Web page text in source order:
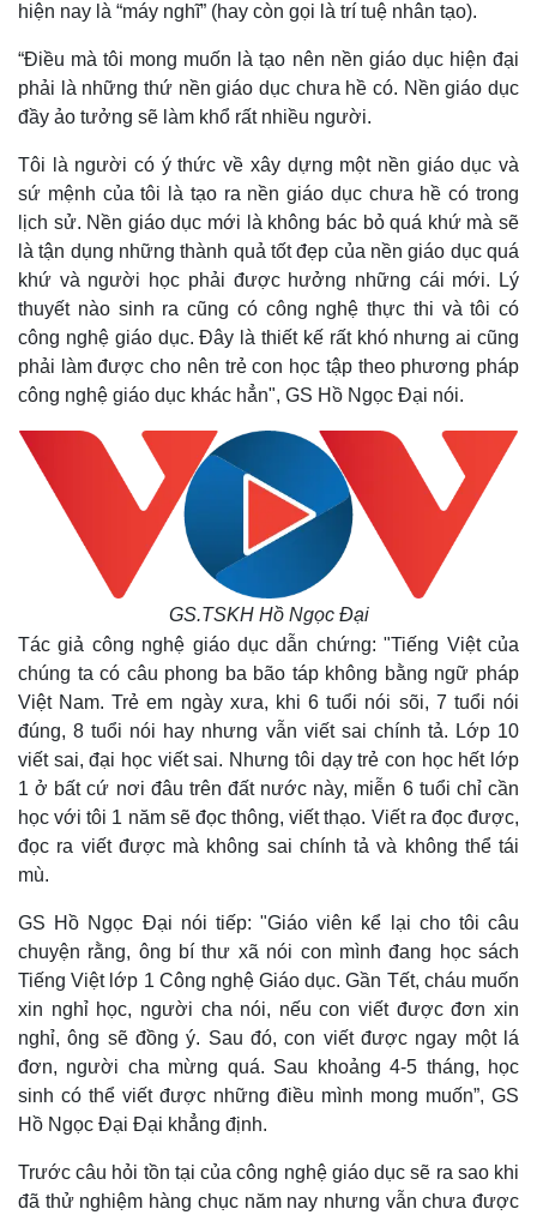
Thế giới
Quan sát
Cuộc sống đó đây
Multimedia
Video
E-Magazine
Infographic
hiện nay là “máy nghĩ” (hay còn gọi là trí tuệ nhân tạo).
“Điều mà tôi mong muốn là tạo nên nền giáo dục hiện đại
phải là những thứ nền giáo dục chưa hề có. Nền giáo dục
đầy ảo tưởng sẽ làm khổ rất nhiều người.
Tôi là người có ý thức về xây dựng một nền giáo dục và
sứ mệnh của tôi là tạo ra nền giáo dục chưa hề có trong
lịch sử. Nền giáo dục mới là không bác bỏ quá khứ mà sẽ
là tận dụng những thành quả tốt đẹp của nền giáo dục quá
khứ và người học phải được hưởng những cái mới. Lý
thuyết nào sinh ra cũng có công nghệ thực thi và tôi có
công nghệ giáo dục. Đây là thiết kế rất khó nhưng ai cũng
phải làm được cho nên trẻ con học tập theo phương pháp
công nghệ giáo dục khác hẳn", GS Hồ Ngọc Đại nói.
GS.TSKH Hồ Ngọc Đại
Tác giả công nghệ giáo dục dẫn chứng: "Tiếng Việt của
chúng ta có câu phong ba bão táp không bằng ngữ pháp
Việt Nam. Trẻ em ngày xưa, khi 6 tuổi nói sõi, 7 tuổi nói
đúng, 8 tuổi nói hay nhưng vẫn viết sai chính tả. Lớp 10
viết sai, đại học viết sai. Nhưng tôi dạy trẻ con học hết lớp
1 ở bất cứ nơi đâu trên đất nước này, miễn 6 tuổi chỉ cần
học với tôi 1 năm sẽ đọc thông, viết thạo. Viết ra đọc được,
đọc ra viết được mà không sai chính tả và không thể tái
mù.
GS Hồ Ngọc Đại nói tiếp: "Giáo viên kể lại cho tôi câu
chuyện rằng, ông bí thư xã nói con mình đang học sách
Tiếng Việt lớp 1 Công nghệ Giáo dục. Gần Tết, cháu muốn
xin nghỉ học, người cha nói, nếu con viết được đơn xin
nghỉ, ông sẽ đồng ý. Sau đó, con viết được ngay một lá
đơn, người cha mừng quá. Sau khoảng 4-5 tháng, học
sinh có thể viết được những điều mình mong muốn”, GS
Hồ Ngọc Đại Đại khẳng định.
Trước câu hỏi tồn tại của công nghệ giáo dục sẽ ra sao khi
đã thử nghiệm hàng chục năm nay nhưng vẫn chưa được